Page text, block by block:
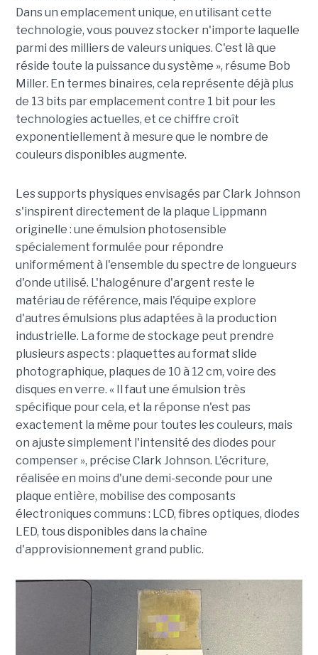
Dans un emplacement unique, en utilisant cette
technologie, vous pouvez stocker n'importe laquelle
parmi des milliers de valeurs uniques. C'est là que
réside toute la puissance du système », résume Bob
Miller. En termes binaires, cela représente déjà plus
de 13 bits par emplacement contre 1 bit pour les
technologies actuelles, et ce chiffre croît
exponentiellement à mesure que le nombre de
couleurs disponibles augmente.
Les supports physiques envisagés par Clark Johnson
s'inspirent directement de la plaque Lippmann
originelle : une émulsion photosensible
spécialement formulée pour répondre
uniformément à l'ensemble du spectre de longueurs
d'onde utilisé. L'halogénure d'argent reste le
matériau de référence, mais l'équipe explore
d'autres émulsions plus adaptées à la production
industrielle. La forme de stockage peut prendre
plusieurs aspects : plaquettes au format slide
photographique, plaques de 10 à 12 cm, voire des
disques en verre. « Il faut une émulsion très
spécifique pour cela, et la réponse n'est pas
exactement la même pour toutes les couleurs, mais
on ajuste simplement l'intensité des diodes pour
compenser », précise Clark Johnson. L'écriture,
réalisée en moins d'une demi-seconde pour une
plaque entière, mobilise des composants
électroniques communs : LCD, fibres optiques, diodes
LED, tous disponibles dans la chaîne
d'approvisionnement grand public.